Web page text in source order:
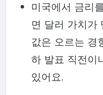
미국에서 금리
면 달러 가치가
값은 오르는 경
하 발표 직전이
있어요.